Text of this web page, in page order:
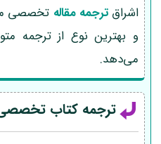
اشراقترجمه مقاله تخصصی
و بهترین نوع از ترجمه
می‌دهد.
ترجمه کتاب